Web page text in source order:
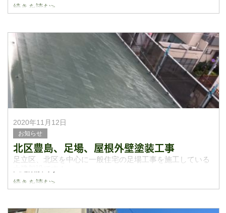
更新遅くなり申し訳ございません。
先日サーフを塗って作業終了したとこで、ブログは終わ
続きを読む>
2020年11月12日
お知らせ
北区豊島、足場、屋根外壁塗装工事
足立区、北区を中心に一般住宅の足場工事を施工している
今日は前回のブログに書いてあった屋根、外壁塗装の現場
1枚目の写真は外壁施工前になり、2枚目が施工後になりま
続きを読む>